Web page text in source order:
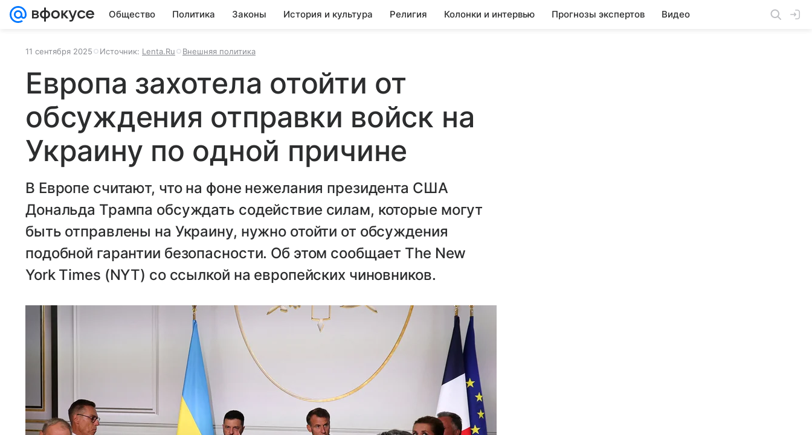
Общество Политика Законы История и культура Религия Колонки и интервью Прогнозы экспертов Видео
11 сентября 2025 Источник: Lenta.Ru Внешняя политика
Европа захотела отойти от
обсуждения отправки войск на
Украину по одной причине
В Европе считают, что на фоне нежелания президента США
Дональда Трампа обсуждать содействие силам, которые могут
быть отправлены на Украину, нужно отойти от обсуждения
подобной гарантии безопасности. Об этом сообщает The New
York Times (NYT) со ссылкой на европейских чиновников.